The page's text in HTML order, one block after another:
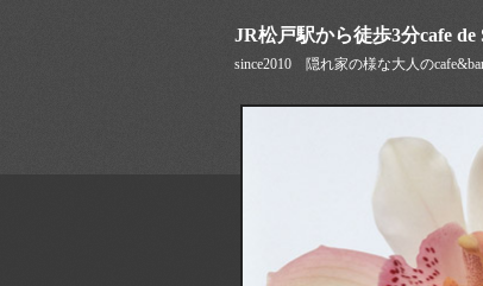
JR松戸駅から徒歩3分cafe de
since2010 隠れ家の様な大人の